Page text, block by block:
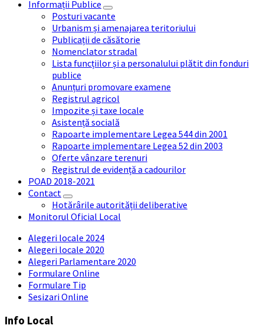
Informații Publice
Posturi vacante
Urbanism și amenajarea teritoriului
Publicații de căsătorie
Nomenclator stradal
Lista funcțiilor și a personalului plătit din fonduri
publice
Anunțuri promovare examene
Registrul agricol
Impozite și taxe locale
Asistență socială
Rapoarte implementare Legea 544 din 2001
Rapoarte implementare Legea 52 din 2003
Oferte vânzare terenuri
Registrul de evidență a cadourilor
POAD 2018-2021
Contact
Hotărârile autorității deliberative
Monitorul Oficial Local
Alegeri locale 2024
Alegeri locale 2020
Alegeri Parlamentare 2020
Formulare Online
Formulare Tip
Sesizari Online
Info Local